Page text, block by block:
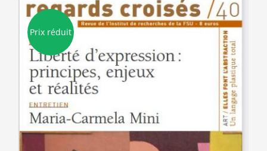
variations.
Les
peuvent
être
choisies
sur
page
du
Prix réduit